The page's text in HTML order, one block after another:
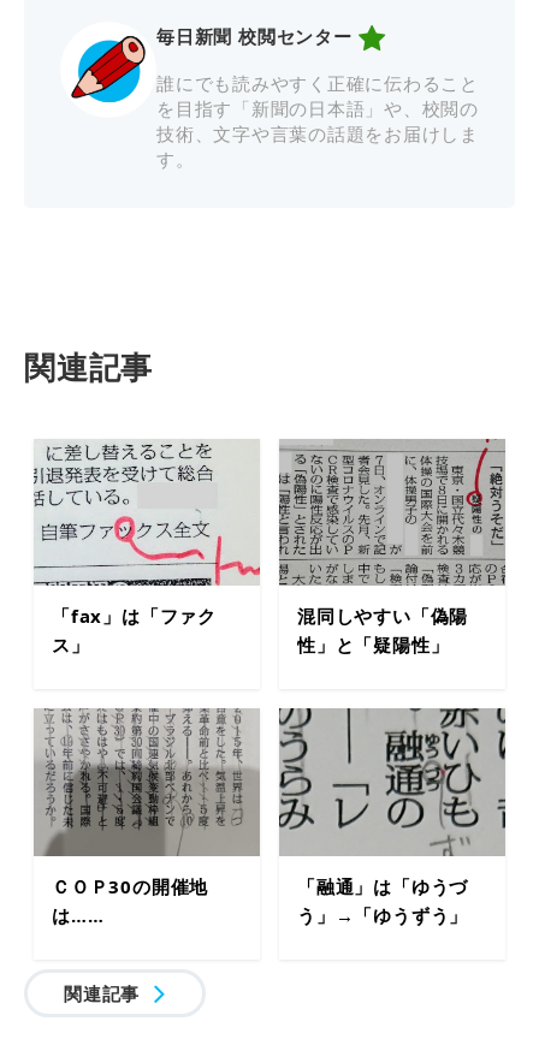
毎日新聞 校閲センター
誰にでも読みやすく正確に伝わること
を目指す「新聞の日本語」や、校閲の
技術、文字や言葉の話題をお届けしま
す。
関連記事
「fax」は「ファク
ス」
混同しやすい「偽陽
性」と「疑陽性」
ＣＯＰ30の開催地
は……
「融通」は「ゆうづ
う」→「ゆうずう」
関連記事